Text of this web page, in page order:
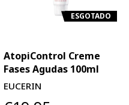
ESGOTADO
AtopiControl Creme
Fases Agudas 100ml
EUCERIN